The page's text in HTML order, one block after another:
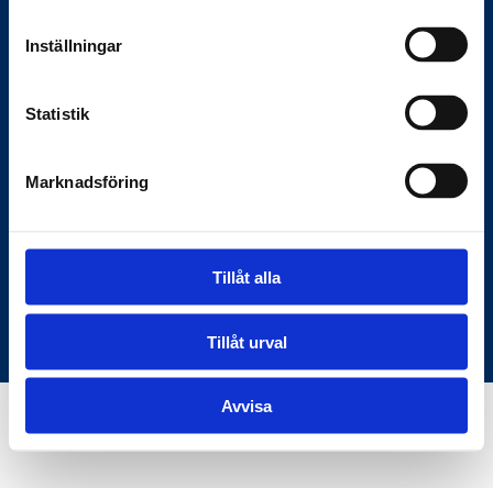
Inställningar
Statistik
Marknadsföring
Tillåt alla
Tillåt urval
Avvisa
Anslagstavlan.se
myndigheter och samhället — den digitala
Om oss
© Copyright Anslagstavlan.se